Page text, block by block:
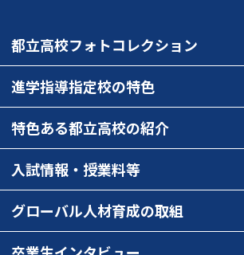
都立高校フォトコレクション
進学指導指定校の特色
特色ある都立高校の紹介
入試情報・授業料等
グローバル人材育成の取組